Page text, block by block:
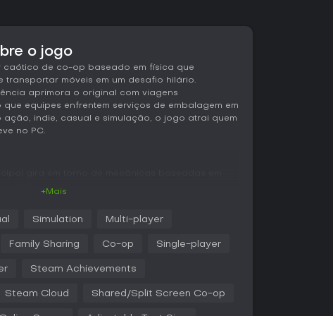
o jogo
caótico de co-op baseado em física que
móveis em um desafio hilário.
aprimora o original com viagens
que equipes enfrentem serviços de embalagem em
ação, indie, casual e simulação, o jogo atrai quem
no PC.
presos. Você arremessa, empilha e manobra
O trabalho em equipe é crucial no co-
a experiência, como um modo assist que
+Mais
Simulation Multi-player
Family Sharing Co-op Single-player
Steam Achievements
Steam Cloud Shared/Split Screen Co-op